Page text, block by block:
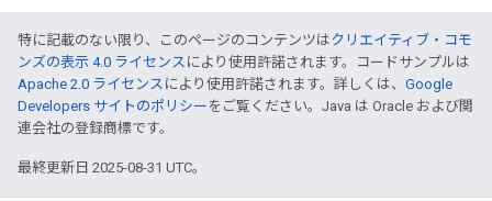
特に記載のない限り、このページのコンテンツはクリエイティブ・コモ
ンズの表示 4.0 ライセンス により使用許諾されます。コードサンプルは
Apache 2.0 ライセンス により使用許諾されます。詳しくは、 Google
Developers サイトのポリシー をご覧ください。Java は Oracle および関
連会社の登録商標です。
最終更新日 2025-08-31 UTC。